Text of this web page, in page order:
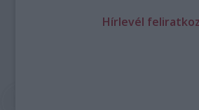
Hírlevél